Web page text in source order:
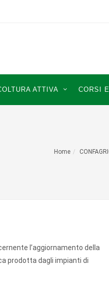
ATTIVA CORSI
Home
l’aggiornamento della
prodotta dagli impianti di